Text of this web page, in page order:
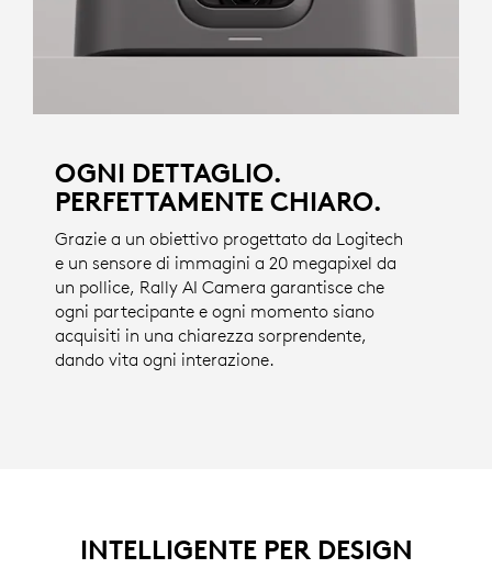
OGNI DETTAGLIO.
PERFETTAMENTE CHIARO.
Grazie a un obiettivo progettato da Logitech
e un sensore di immagini a 20 megapixel da
un pollice, Rally AI Camera garantisce che
ogni partecipante e ogni momento siano
acquisiti in una chiarezza sorprendente,
dando vita ogni interazione.
INTELLIGENTE PER DESIGN